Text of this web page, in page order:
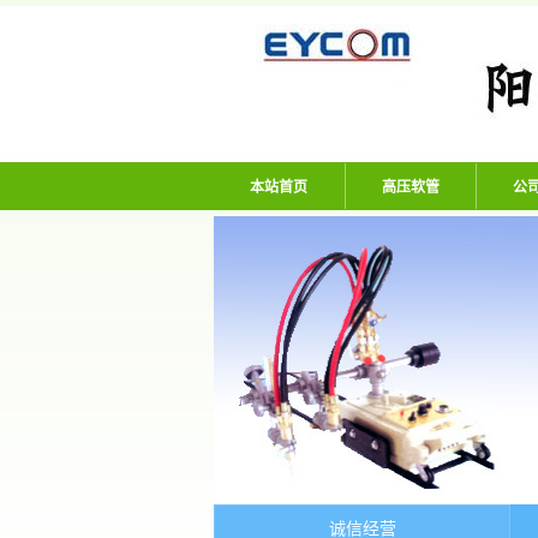
阳谷亿通塑胶有
本站首页 高压软管 公
诚信经营